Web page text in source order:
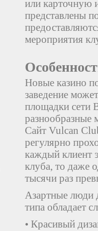
или карточную
представлены
мероприятия
Новые казино
заведение
площадки сети
разнообразные
Сайт Vulcan
регулярно
каждый клиент
клуба, то даже
тысячи раз
Азартные люди
типа обладает
• Красивый